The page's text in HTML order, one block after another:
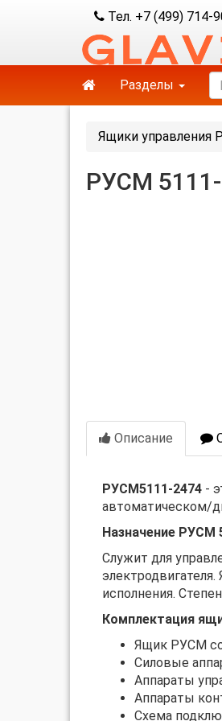
Тел. +7 (499) 714-
Разделы
Ящики управления
РУСМ
Описание
РУСМ5111-2474 -
автоматическом/
Назначение РУСМ
Служит для
исполнения.
Комплектация
Ящик РУСМ
Силовые
Аппараты
Аппараты
Схема